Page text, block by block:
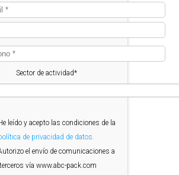
Sector de actividad*
leído y acepto las condiciones de la
de privacidad de datos.
el envío de comunicaciones a
terceros vía www.abc-pack.com